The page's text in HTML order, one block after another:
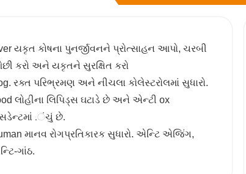
યકૃત કોષના પુનર્જીવનને પ્રોત્સાહન આપો, ચરબી
કરો અને યકૃતને સુરક્ષિત કરો
રક્ત પરિભ્રમણ અને નીચલા કોલેસ્ટરોલમાં સુધારો.
લોહીના લિપિડ્સ ઘટાડે છે અને એન્ટી ox
.ંચું છે.
માનવ રોગપ્રતિકારક સુધારો. એન્ટિ એજિંગ,
ગાંઠ.